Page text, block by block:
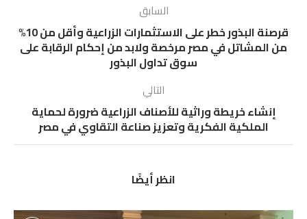
السابق
قرصنة البذور خطر على الاستثمارات الزراعية وأقل من 10%
من المشاتل في مصر مرخصة ولابد من إحكام الرقابة على
سوق تداول البذور
التالي
إنشاء خريطة وراثية للأصناف الزراعية ضرورة لحماية
الملكية الفكرية وتعزيز صناعة التقاوي في مصر
انظر أيضًا